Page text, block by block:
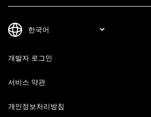
개발자 로그인
서비스 약관
개인정보처리방침